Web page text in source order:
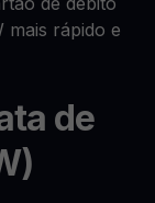
mais rápido e
de